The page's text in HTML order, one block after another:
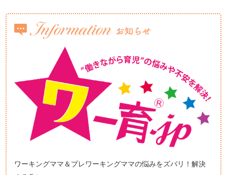
ワーキングママ＆プレワーキングママの悩みをズバリ！解決